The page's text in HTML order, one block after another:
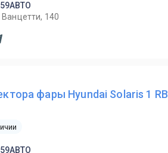
140
фары Hyundai Solaris 1 RB